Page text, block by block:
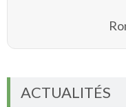
ACTUALITÉS